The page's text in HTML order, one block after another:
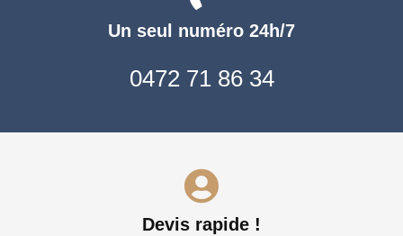
Un seul numéro 24h/7
0472 71 86 34
Devis rapide !